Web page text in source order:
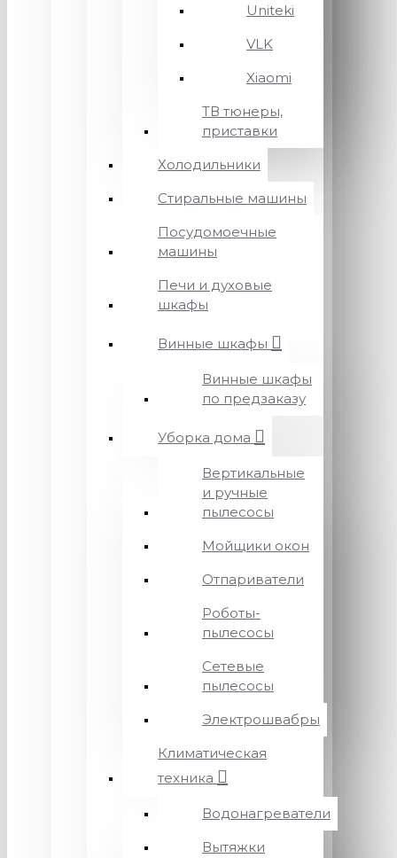
Uniteki
VLK
Xiaomi
ТВ тюнеры,
приставки
Холодильники
Стиральные машины
Посудомоечные
машины
Печи и духовые
шкафы
Винные шкафы
Винные шкафы
по предзаказу
Уборка дома
Вертикальные
и ручные
пылесосы
Мойщики окон
Отпариватели
Роботы-
пылесосы
Сетевые
пылесосы
Электрошвабры
Климатическая
техника
Водонагреватели
Вытяжки